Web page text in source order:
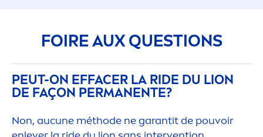
FOIRE AUX QUESTIONS
PEUT-ON EFFACER LA RIDE DU LION
DE FAÇON PERMANENTE?
Non, aucune méthode ne garantit de pouvoir